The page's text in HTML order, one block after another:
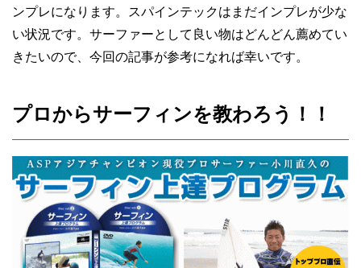
ンプレになります。スパインテックはまだインプレが少な
い状況です。サーファーとして良い物はどんどん薦めてい
きたいので、今回の記事が参考になれば幸いです。
プロからサーフィンを教わろう！！